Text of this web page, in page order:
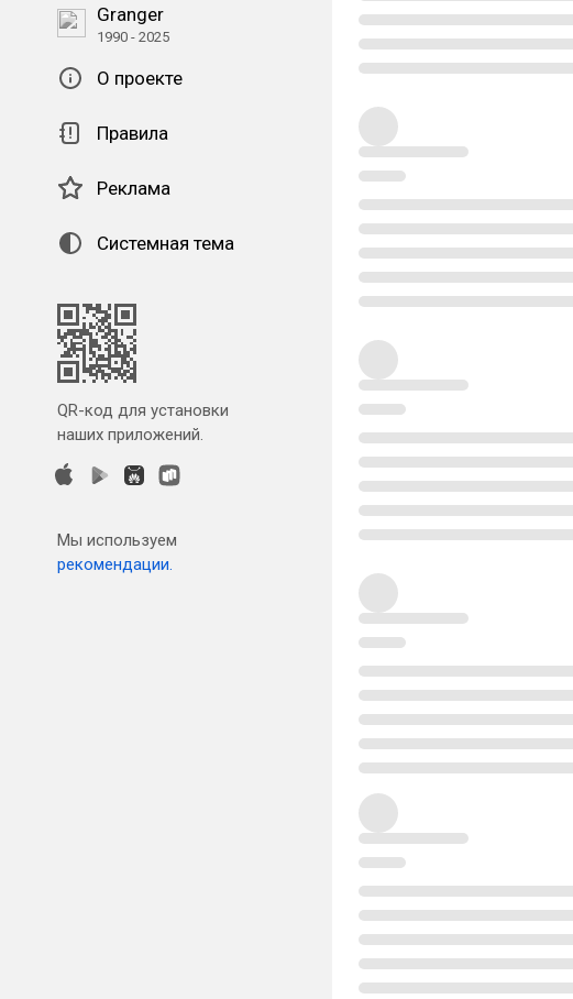
Granger
1990 - 2025
О проекте
Правила
Реклама
Системная тема
QR-код для установки
наших приложений.
Мы используем
рекомендации.